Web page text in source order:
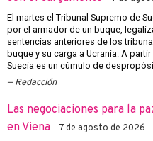
El martes el Tribunal Supremo de
por el armador de un buque,
sentencias anteriores de los
buque y su carga a Ucrania. A
Suecia es un cúmulo de
Redacción
Las negociaciones para la
en Viena
7 de agosto de 2026